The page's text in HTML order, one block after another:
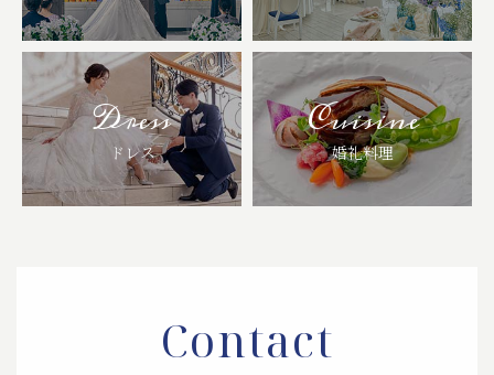
Dress
ドレス
Cuisine
婚礼料理
Contact